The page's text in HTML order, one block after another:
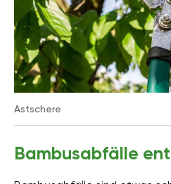
Astschere
Bambusabfälle